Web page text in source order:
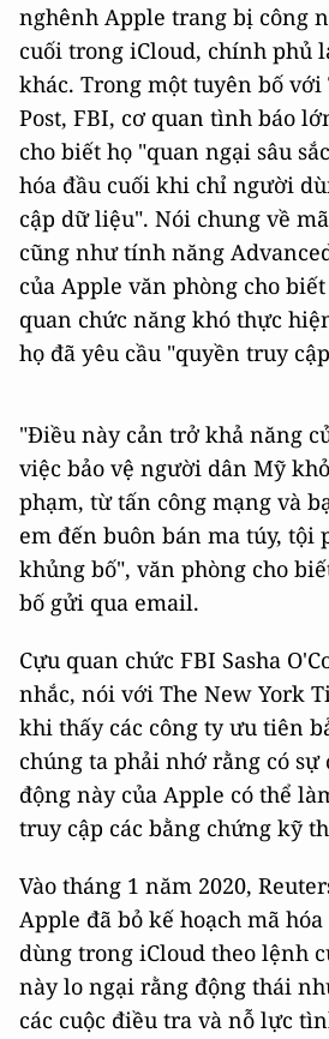
nghênh Apple trang bị công
cuối trong ‌iCloud‌, chính phủ
khác. Trong một tuyên bố với
Post, FBI, cơ quan tình báo
cho biết họ "quan ngại sâu
hóa đầu cuối khi chỉ người
cập dữ liệu". Nói chung về
cũng như tính năng
của Apple văn phòng cho
quan chức năng khó thực
họ đã yêu cầu "quyền truy
"Điều này cản trở khả năng
việc bảo vệ người dân Mỹ
phạm, từ tấn công mạng và
em đến buôn bán ma túy, tội
khủng bố", văn phòng cho
bố gửi qua email.
Cựu quan chức FBI Sasha
nhắc, nói với The New York
khi thấy các công ty ưu tiên
chúng ta phải nhớ rằng có
động này của Apple có thể
truy cập các bằng chứng kỹ
Vào tháng 1 năm 2020,
Apple đã bỏ kế hoạch mã
dùng trong ‌iCloud‌ theo lệnh
này lo ngại rằng động thái
các cuộc điều tra và nỗ lực